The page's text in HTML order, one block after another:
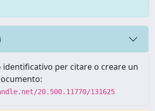
identificativo per citare o creare un
20.500.11770/131625